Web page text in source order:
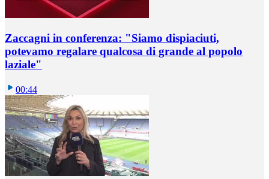
Zaccagni in conferenza: "Siamo dispiaciuti,
potevamo regalare qualcosa di grande al popolo
laziale"
00:44